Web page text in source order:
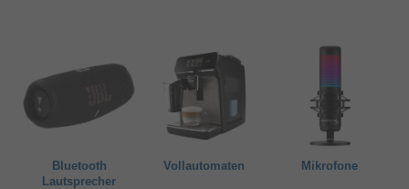
Bluetooth
Lautsprecher
Vollautomaten Mikrofone